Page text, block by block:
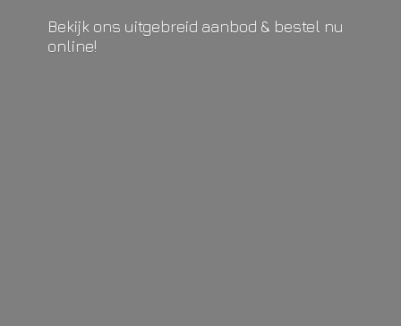
Bekijk ons uitgebreid aanbod & bestel nu
online!